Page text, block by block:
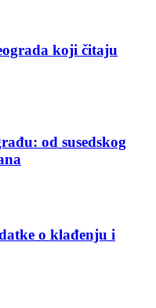
koji čitaju
od susedskog
o klađenju i